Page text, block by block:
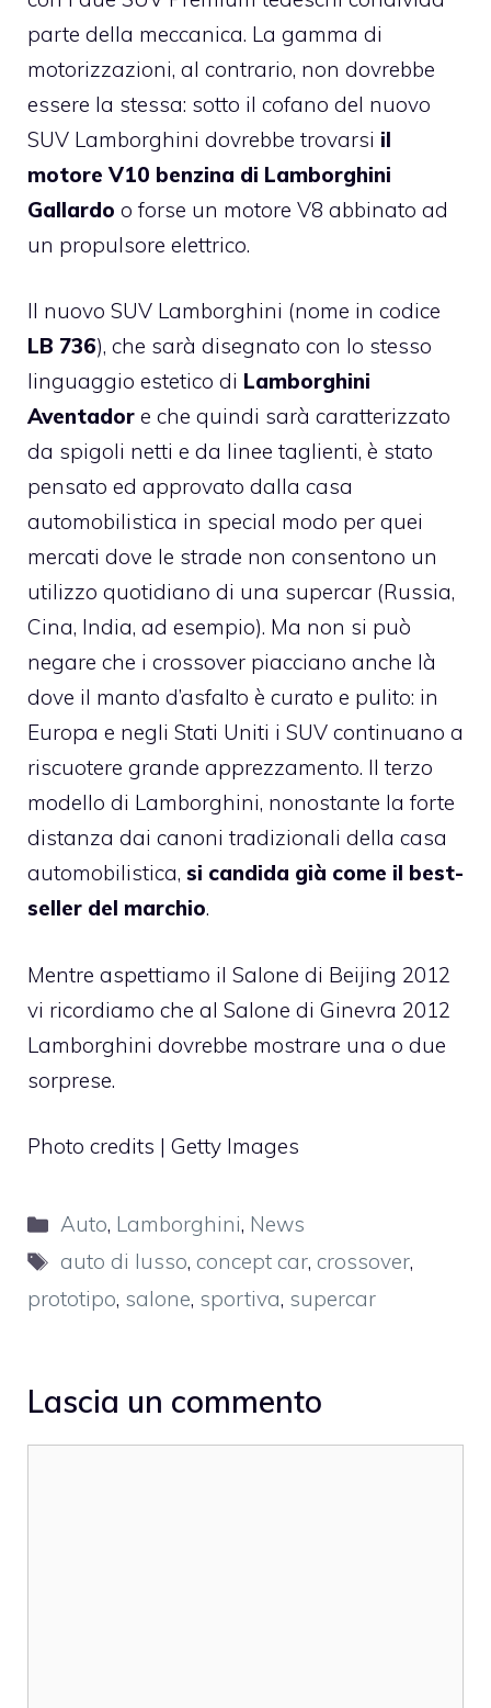
parte della meccanica. La gamma di
motorizzazioni, al contrario, non dovrebbe
essere la stessa: sotto il cofano del nuovo
SUV Lamborghini dovrebbe trovarsi il
motore V10 benzina di Lamborghini
Gallardo o forse un motore V8 abbinato ad
un propulsore elettrico.
Il nuovo SUV Lamborghini (nome in codice
LB 736), che sarà disegnato con lo stesso
linguaggio estetico di Lamborghini
Aventador e che quindi sarà caratterizzato
da spigoli netti e da linee taglienti, è stato
pensato ed approvato dalla casa
automobilistica in special modo per quei
mercati dove le strade non consentono un
utilizzo quotidiano di una supercar (Russia,
Cina, India, ad esempio). Ma non si può
negare che i crossover piacciano anche là
dove il manto d’asfalto è curato e pulito: in
Europa e negli Stati Uniti i SUV continuano a
riscuotere grande apprezzamento. Il terzo
modello di Lamborghini, nonostante la forte
distanza dai canoni tradizionali della casa
automobilistica, si candida già come il best-
seller del marchio.
Mentre aspettiamo il Salone di Beijing 2012
vi ricordiamo che al Salone di Ginevra 2012
Lamborghini dovrebbe mostrare una o due
sorprese.
Photo credits | Getty Images
Categorie
Auto, Lamborghini, News
Tag
auto di lusso, concept car, crossover,
prototipo, salone, sportiva, supercar
Lascia un commento